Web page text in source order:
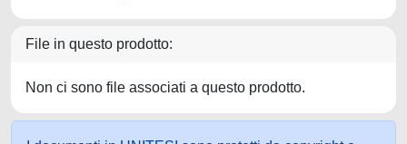
File in questo prodotto:
Non ci sono file associati a questo prodotto.